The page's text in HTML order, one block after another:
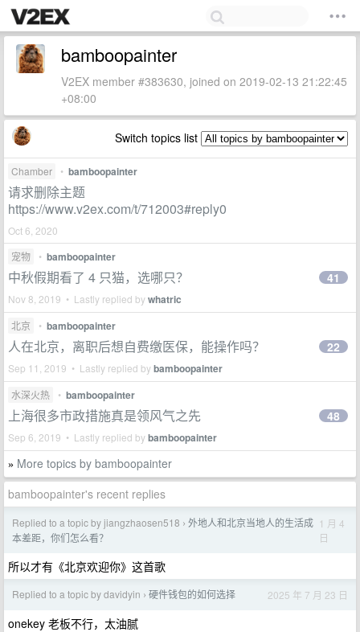
bamboopainter
V2EX member #383630, joined on 2019-02-13 21:22:45
+08:00
Switch topics list
Chamber • bamboopainter
请求删除主题
https://www.v2ex.com/t/712003#reply0
Oct 6, 2020
宠物
• bamboopainter
中秋假期看了 4 只猫，选哪只？
Nov 8, 2019 • Lastly replied bywhatric
41
北京 • bamboopainter
人在北京，离职后想自费缴医保，能操作吗？
Sep 11, 2019 • Lastly replied bybamboopainter
22
水深火热 • bamboopainter
上海很多市政措施真是领风气之先
Sep 6, 2019 • Lastly replied bybamboopainter
48
» More topics by bamboopainter
bamboopainter's recent replies
Replied to a topic by jiangzhaosen518 › 外地人和北京当地人的生活成
本差距，你们怎么看？
1 月 4
日
所以才有《北京欢迎你》这首歌
Replied to a topic by davidyin › 硬件钱包的如何选择 2025 年 7 月 23 日
onekey 老板不行，太油腻